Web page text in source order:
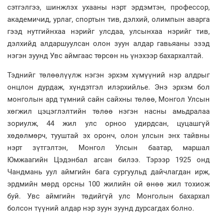
сэтгэлгээ, шинжлэх ухааны нэрт эрдэмтэн, профессор,
академичид, урлаг, спортын тив, дэлхий, олимпын аварга
гээд нутгийнхаа нэрийг улсдаа, улсынхаа нэрийг тив,
дэлхийд алдаршуулсан олон зуун алдар гавьяаны эзэд
нэгэн зуунд Увс аймгаас төрсөн нь үнэхээр бахархалтай.
Тэднийг төлөөлүүлж нэгэн эрхэм хүмүүний нэр алдрыг
онцлон дурдаж, хүндэтгэл илэрхийлье. Энэ эрхэм бол
монголын ард түмний сайн сайхны төлөө, Монгол Улсын
хөгжил цэцэглэлтийн төлөө нэгэн насны амьдралаа
зориулж, 44 жил улс орноо удирдсан, цуцашгүй
хөдөлмөрч, тууштай эх оронч, олон улсын энх тайвны
нэрт зүтгэлтэн, Монгол Улсын баатар, маршал
Юмжаагийн Цэдэнбал агсан билээ. Тэрээр 1925 онд
Чандмань уул аймгийн бага сургуульд дайчлагдан ирж,
эрдмийн мөрд орсны 100 жилийн ой өнөө жил тохиож
буй. Увс аймгийн төдийгүй улс Монголын бахархал
болсон түүний алдар нэр зуун зуунд дурсагдах болно.